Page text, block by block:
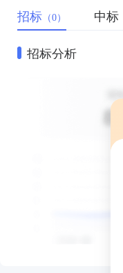
招标 （0） 中标
招标分析